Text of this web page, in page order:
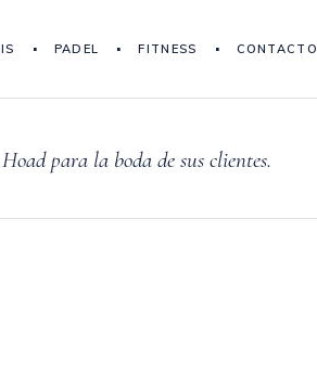
PADEL FITNESS CONTACTO
para la boda de sus clientes.